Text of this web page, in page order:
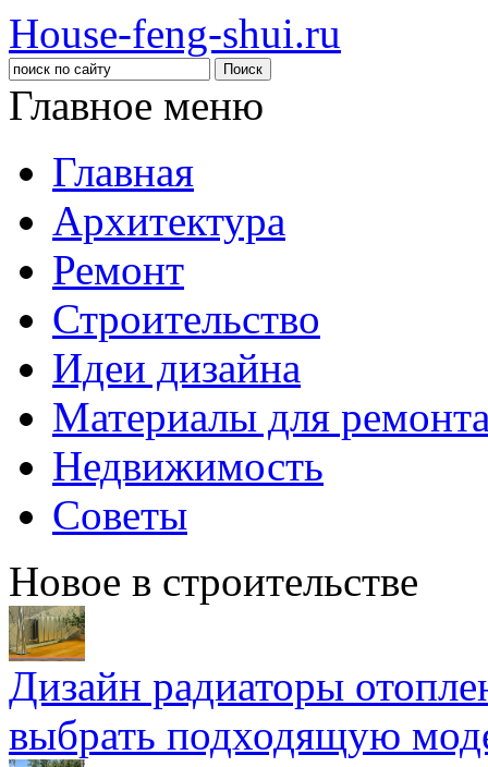
House-feng-shui.ru
Главное меню
Главная
Архитектура
Ремонт
Строительство
Идеи дизайна
Материалы для
Недвижимость
Советы
Новое в строительстве
Дизайн радиаторы
выбрать подходящую